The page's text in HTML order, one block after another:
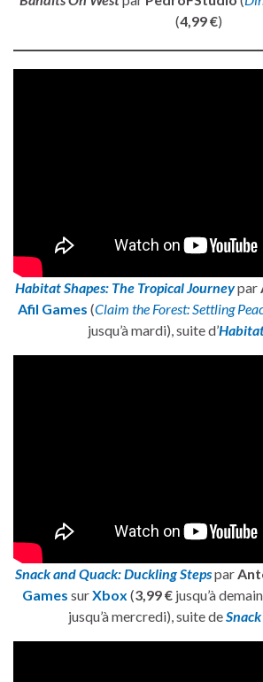
(4,99 €)
Habitat Shapes: The Tropical Journeypar
Afil Games (Claim the Forest: Settling
jusqu’à mardi), suite d’
Snack and Quack: Duckling Stepspar
Games surXbox (3,99 € jusqu’à
jusqu’à mercredi), suite de